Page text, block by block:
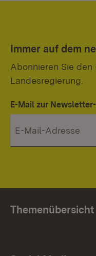
Immer auf dem
Abonnieren Sie
Landesregierung.
E-Mail zur
Themenübersicht